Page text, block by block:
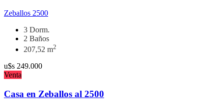
Zeballos 2500
3 Dorm.
2 Baños
207,52 m2
u$s 249.000
Venta
Casa en Zeballos al 2500